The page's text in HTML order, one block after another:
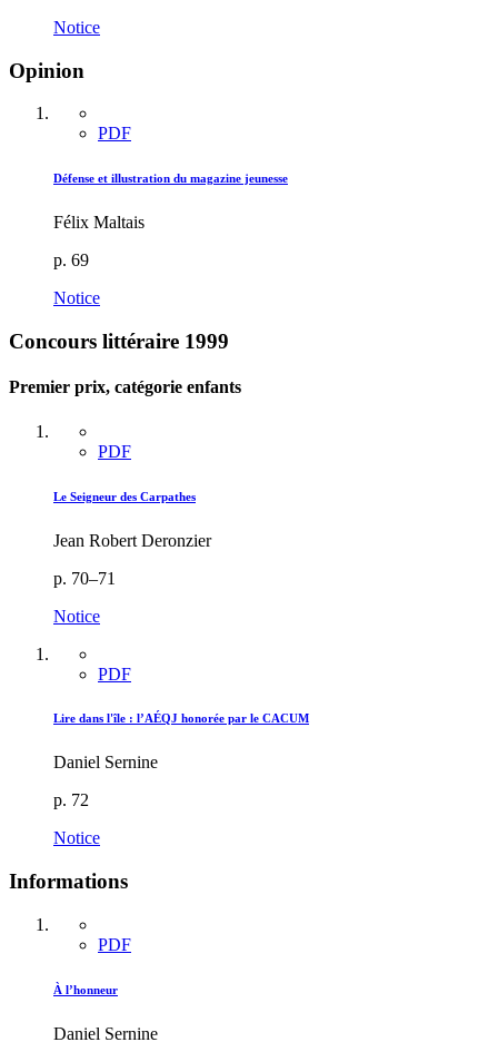
Notice
Opinion
PDF
Défense et illustration du magazine jeunesse
Félix Maltais
p. 69
Notice
Concours littéraire 1999
Premier prix, catégorie enfants
PDF
Le Seigneur des Carpathes
Jean Robert Deronzier
p. 70–71
Notice
PDF
Lire dans l'île : l’AÉQJ honorée par le CACUM
Daniel Sernine
p. 72
Notice
Informations
PDF
À l’honneur
Daniel Sernine